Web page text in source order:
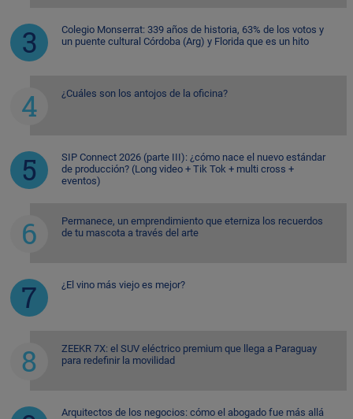
Colegio Monserrat: 339 años de historia, 63% de los votos y
un puente cultural Córdoba (Arg) y Florida que es un hito
¿Cuáles son los antojos de la oficina?
SIP Connect 2026 (parte III): ¿cómo nace el nuevo estándar
de producción? (Long video + Tik Tok + multi cross +
eventos)
Permanece, un emprendimiento que eterniza los recuerdos
de tu mascota a través del arte
¿El vino más viejo es mejor?
ZEEKR 7X: el SUV eléctrico premium que llega a Paraguay
para redefinir la movilidad
Arquitectos de los negocios: cómo el abogado fue más allá